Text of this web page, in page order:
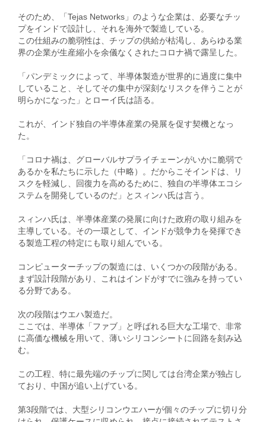
そのため、「Tejas Networks」のような企業は、必要なチッ
プをインドで設計し、それを海外で製造している。
この仕組みの脆弱性は、チップの供給が枯渇し、あらゆる業
界の企業が生産縮小を余儀なくされたコロナ禍で露呈した。
「パンデミックによって、半導体製造が世界的に過度に集中
していること、そしてその集中が深刻なリスクを伴うことが
明らかになった」とローイ氏は語る。
これが、インド独自の半導体産業の発展を促す契機となっ
た。
「コロナ禍は、グローバルサプライチェーンがいかに脆弱で
あるかを私たちに示した（中略）。だからこそインドは、リ
スクを軽減し、回復力を高めるために、独自の半導体エコシ
ステムを開発しているのだ」とスィンハ氏は言う。
スィンハ氏は、半導体産業の発展に向けた政府の取り組みを
主導している。その一環として、インドが競争力を発揮でき
る製造工程の特定にも取り組んでいる。
コンピューターチップの製造には、いくつかの段階がある。
まず設計段階があり、これはインドがすでに強みを持ってい
る分野である。
次の段階はウエハ製造だ。
ここでは、半導体「ファブ」と呼ばれる巨大な工場で、非常
に高価な機械を用いて、薄いシリコンシートに回路を刻み込
む。
この工程、特に最先端のチップに関しては台湾企業が独占し
ており、中国が追い上げている。
第3段階では、大型シリコンウエハーが個々のチップに切り分